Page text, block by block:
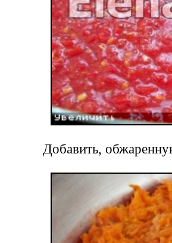
Добавить,